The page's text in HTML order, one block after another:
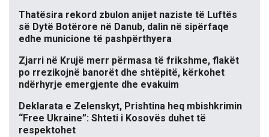
Thatësira rekord zbulon anijet naziste të Luftës
së Dytë Botërore në Danub, dalin në sipërfaqe
edhe municione të pashpërthyera
Zjarri në Krujë merr përmasa të frikshme, flakët
po rrezikojnë banorët dhe shtëpitë, kërkohet
ndërhyrje emergjente dhe evakuim
Deklarata e Zelenskyt, Prishtina heq mbishkrimin
“Free Ukraine”: Shteti i Kosovës duhet të
respektohet